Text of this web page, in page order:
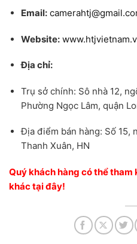
Email:
Website:
Địa chỉ:
Trụ sở chính: Sô nhà 12,
Phường Ngọc Lâm, quận
Địa điểm bán hàng: Số 15,
Thanh Xuân, HN
Quý khách hàng có thể
khác tại đây!